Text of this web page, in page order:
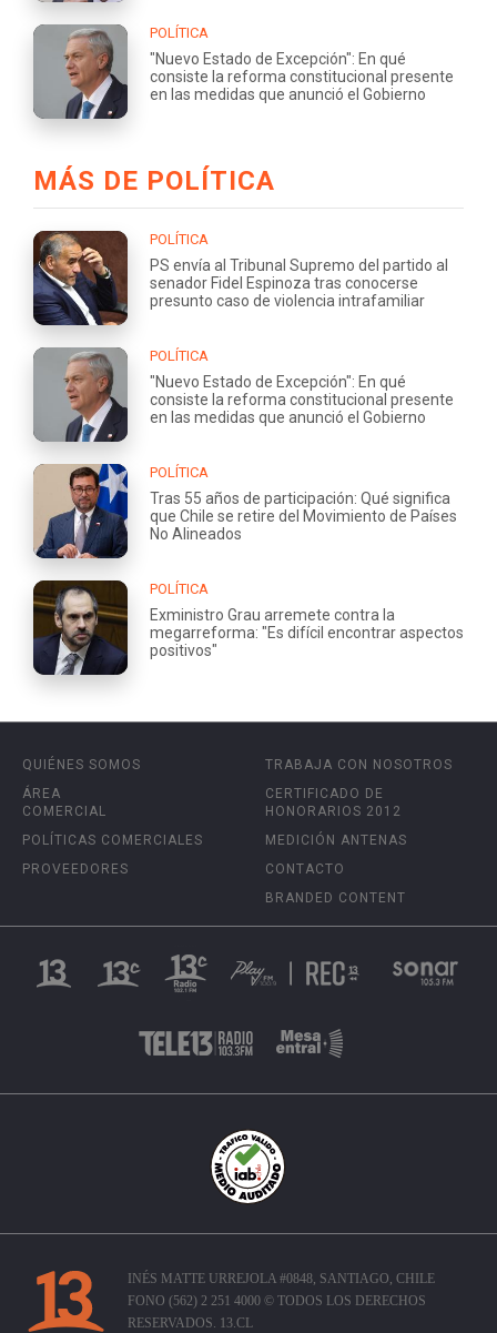
POLÍTICA
"Nuevo Estado de Excepción": En qué
consiste la reforma constitucional presente
en las medidas que anunció el Gobierno
MÁS DE POLÍTICA
POLÍTICA
PS envía al Tribunal Supremo del partido al
senador Fidel Espinoza tras conocerse
presunto caso de violencia intrafamiliar
POLÍTICA
"Nuevo Estado de Excepción": En qué
consiste la reforma constitucional presente
en las medidas que anunció el Gobierno
POLÍTICA
Tras 55 años de participación: Qué significa
que Chile se retire del Movimiento de Países
No Alineados
POLÍTICA
Exministro Grau arremete contra la
megarreforma: "Es difícil encontrar aspectos
positivos"
QUIÉNES SOMOS
ÁREA
COMERCIAL
POLÍTICAS COMERCIALES
PROVEEDORES
TRABAJA CON NOSOTROS
CERTIFICADO DE
HONORARIOS 2012
MEDICIÓN ANTENAS
CONTACTO
BRANDED CONTENT
INÉS MATTE URREJOLA #0848, SANTIAGO, CHILE
FONO (562) 2 251 4000 © TODOS LOS DERECHOS
RESERVADOS. 13.CL